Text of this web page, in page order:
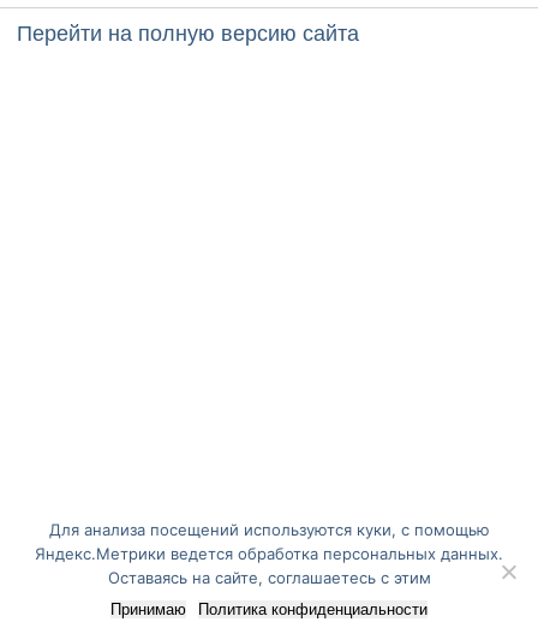
Перейти на полную версию сайта
Для анализа посещений используются куки, с помощью
Яндекс.Метрики ведется обработка персональных данных.
Оставаясь на сайте, соглашаетесь с этим
Принимаю Политика конфиденциальности